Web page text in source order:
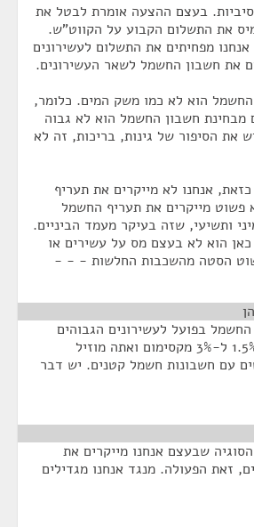
בעצם ההצעה אומרת לבטל את
את התשלום הקבוע על הקווט"ש.
מפחיתים את התשלום לעשירונים
את חשבון החשמל לשאר העשירונים.
הוא לא כמו משק המים. כלומר,
מבחינת חשבון החשמל הוא לא גבוה
את הסיפור של גינות, בריכות, זה לא
אנחנו לא מייקרים את תעריף
מייקרים את תעריף החשמל
ותשיעי, שזה בעיקר מעמד הביניים.
כאן הוא לא בעצם מס על עשירים או
הסטה מהשכבות החלשות - - -
בפועל לעשירונים הגבוהים
באחוזים בודדים בין 1.5% ל-3% מקסימום ואתה מוזיל
מ-10% לאנשים עם חשבונות חשמל קטנים. יש דבר
שבעצם אנחנו מייקרים את
זאת הפעולה. מנגד אנחנו מגדילים